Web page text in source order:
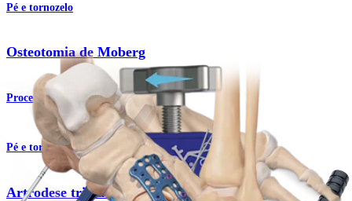
Pé e tornozelo
Osteotomia de Moberg
Procedimento
Pé e tornozelo
Artrodese tripla (artrite)